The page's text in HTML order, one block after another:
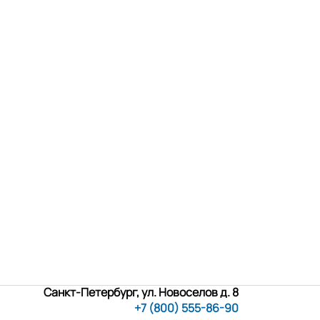
Санкт-Петербург, ул. Новоселов д. 8
+7 (800) 555-86-90